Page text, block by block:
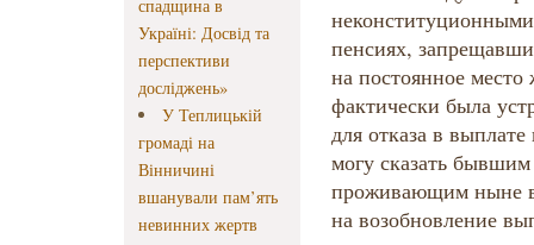
спадщина в
Україні: Досвід та
перспективи
досліджень»
У Теплицькій
громаді на
Вінничині
вшанували пам’ять
невинних жертв
пенсиях,
на постоянное
фактически была
для отказа в
могу сказать
проживающим ныне
на возобновление